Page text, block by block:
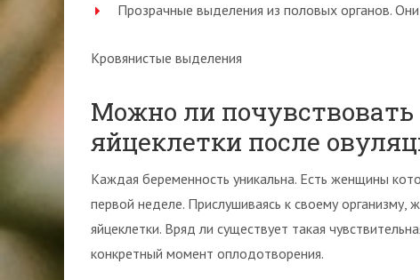
Прозрачные выделения из половых органов.
Кровянистые выделения
Можно ли почувствовать
яйцеклетки после
Каждая беременность уникальна. Есть женщины
первой неделе. Прислушиваясь к своему
яйцеклетки. Вряд ли существует такая
конкретный момент оплодотворения.